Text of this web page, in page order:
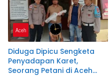
Aceh
Diduga Dipicu Sengketa
Penyadapan Karet,
Seorang Petani di Aceh